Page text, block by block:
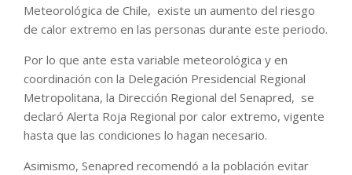
Meteorológica de Chile, existe un aumento del riesgo
de calor extremo en las personas durante este periodo.
Por lo que ante esta variable meteorológica y en
coordinación con la Delegación Presidencial Regional
Metropolitana, la Dirección Regional del Senapred, se
declaró Alerta Roja Regional por calor extremo, vigente
hasta que las condiciones lo hagan necesario.
Asimismo, Senapred recomendó a la población evitar